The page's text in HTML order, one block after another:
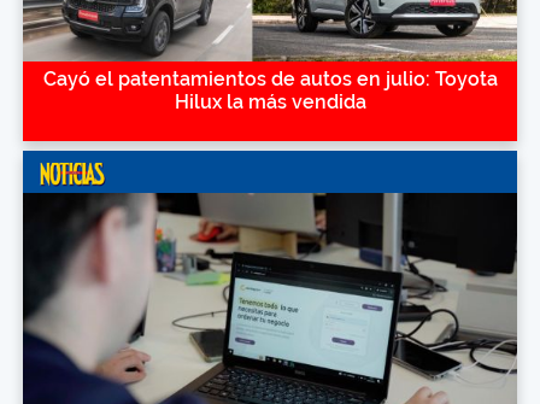
Cayó el patentamientos de autos en julio: Toyota
Hilux la más vendida